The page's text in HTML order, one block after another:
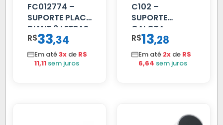
FC012774 –
SUPORTE PLACA
DIANT 3 LETRAS
REFORCADO
R$33,34
Em até3x de R$
11,11 sem juros
C102 –
SUPORTE
CALOTA
DIANTEIRA
RODA 10 FUROS
R$13,28
Em até 2x de R$
6,64 sem juros